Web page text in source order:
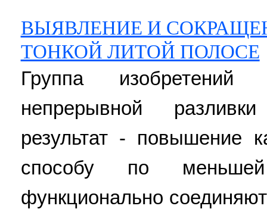
ВЫЯВЛЕНИЕ И
ТОНКОЙ ЛИТОЙ ПОЛОСЕ
Группа
непрерывной
результат - повышение
способу по
функционально